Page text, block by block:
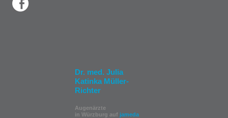
Dr. med. Julia
Katinka Müller-
Richter
Augenärzte
in Würzburg auf jameda